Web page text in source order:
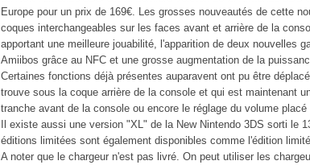
Europe pour un prix de 169€. Les grosses nouveautés de cette
coques interchangeables sur les faces avant et arrière de la
apportant une meilleure jouabilité, l'apparition de deux nouvelles
Amiibos grâce au NFC et une grosse augmentation de la
Certaines fonctions déjà présentes auparavent ont pu être
trouve sous la coque arrière de la console et qui est maintenant
tranche avant de la console ou encore le réglage du volume placé
Il existe aussi une version "XL" de la New Nintendo 3DS sorti le
éditions limitées sont également disponibles comme l'édition
A noter que le chargeur n'est pas livré. On peut utiliser les